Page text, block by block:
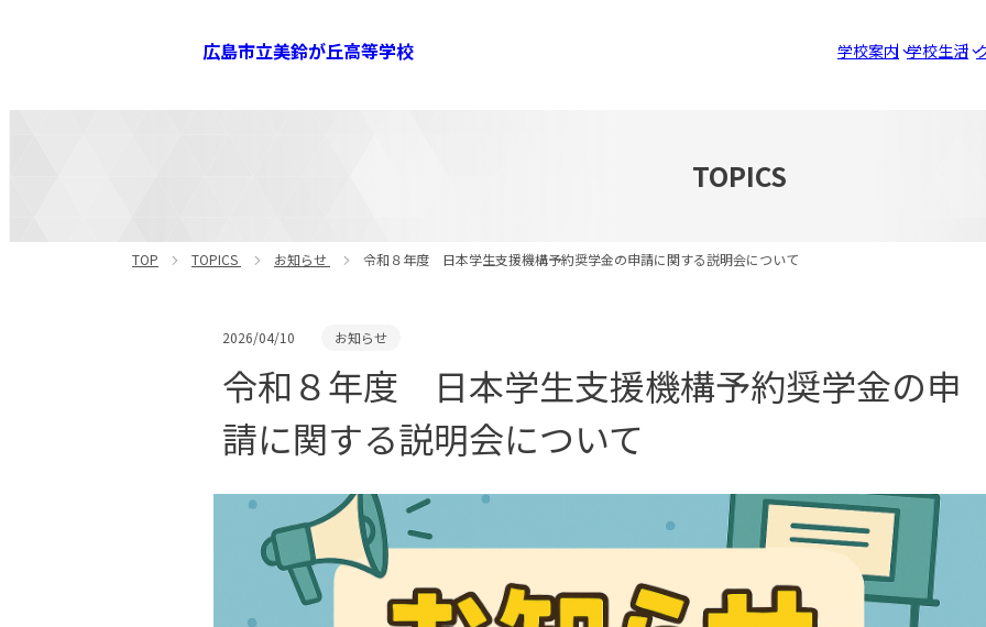
広島市立美鈴が丘高等学校 学校案内 学校生活
TOPICS
TOP TOPICS お知らせ 令和８年度 日本学生支援機構予約奨学金の申請に関する説明会について
2026/04/10 お知らせ
令和８年度 日本学生支援機構予約奨学金の申
請に関する説明会について